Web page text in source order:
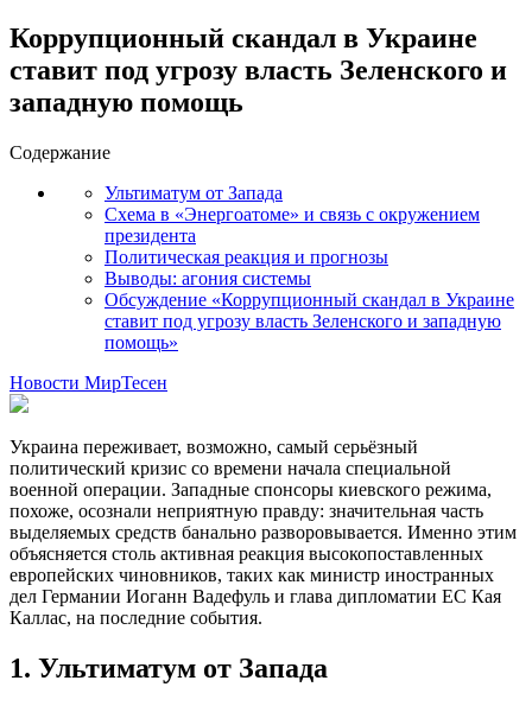
Коррупционный скандал в Украине
ставит под угрозу власть Зеленского и
западную помощь
Содержание
Ультиматум от Запада
Схема в «Энергоатоме» и связь с окружением
президента
Политическая реакция и прогнозы
Выводы: агония системы
Обсуждение «Коррупционный скандал в Украине
ставит под угрозу власть Зеленского и западную
помощь»
Новости МирТесен
Украина переживает, возможно, самый серьёзный
политический кризис со времени начала специальной
военной операции. Западные спонсоры киевского режима,
похоже, осознали неприятную правду: значительная часть
выделяемых средств банально разворовывается. Именно этим
объясняется столь активная реакция высокопоставленных
европейских чиновников, таких как министр иностранных
дел Германии Иоганн Вадефуль и глава дипломатии ЕС Кая
Каллас, на последние события.
1. Ультиматум от Запада